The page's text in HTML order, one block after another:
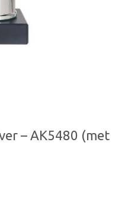
– AK5480 (met